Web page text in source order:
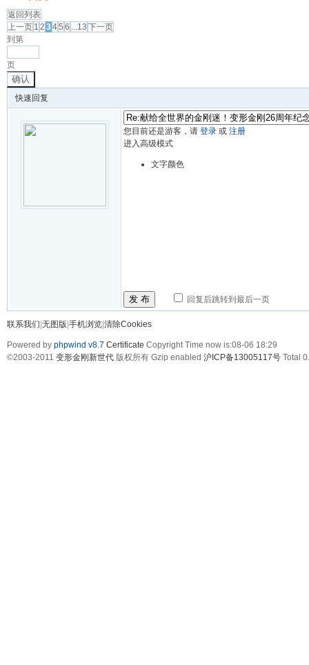
返回列表
上一页 1 2 345 6 ...13 下一页
到第
页
确认
快速回复
您目前还是游客，请 登录 或 注册
进入高级模式
文字颜色
发 布 回复后跳转到最后一页
联系我们 无图版 手机浏览 清除Cookies
Powered by phpwind v8.7 Certificate Copyright Time now is:08-06 18:29
©2003-2011 变形金刚新世代 版权所有 Gzip enabled 沪ICP备13005117号 Total